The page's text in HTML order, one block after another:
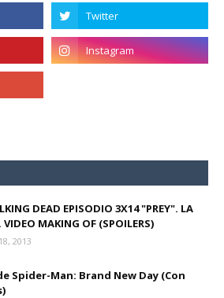
DEAD EPISODIO 3X14 "PREY". LA
VIDEO MAKING OF (SPOILERS)
2013
Spider-Man: Brand New Day (Con